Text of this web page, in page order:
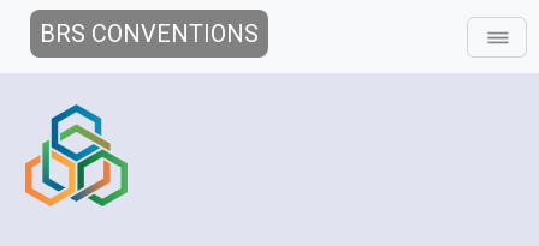
BRS CONVENTIONS